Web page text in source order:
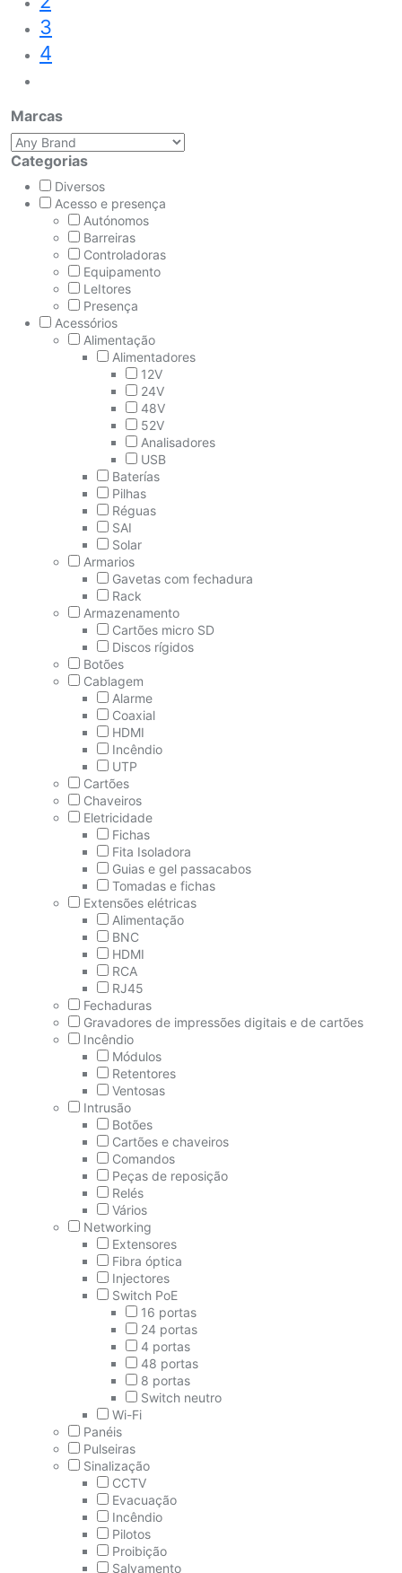
3
4
Marcas
Categorias
Diversos
Acesso e presença
Autónomos
Barreiras
Controladoras
Equipamento
LeItores
Presença
Acessórios
Alimentação
Alimentadores
12V
24V
48V
52V
Analisadores
USB
Baterías
Pilhas
Réguas
SAI
Solar
Armarios
Gavetas com fechadura
Rack
Armazenamento
Cartões micro SD
Discos rígidos
Botões
Cablagem
Alarme
Coaxial
HDMI
Incêndio
UTP
Cartões
Chaveiros
Eletricidade
Fichas
Fita Isoladora
Guias e gel passacabos
Tomadas e fichas
Extensões elétricas
Alimentação
BNC
HDMI
RCA
RJ45
Fechaduras
Gravadores de impressões digitais e de cartões
Incêndio
Módulos
Retentores
Ventosas
Intrusão
Botões
Cartões e chaveiros
Comandos
Peças de reposição
Relés
Vários
Networking
Extensores
Fibra óptica
Injectores
Switch PoE
16 portas
24 portas
4 portas
48 portas
8 portas
Switch neutro
Wi-Fi
Panéis
Pulseiras
Sinalização
CCTV
Evacuação
Incêndio
Pilotos
Proibição
Salvamento